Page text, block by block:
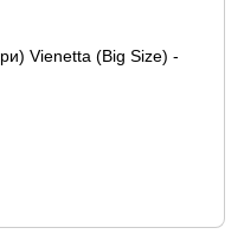
Vienetta (Big Size) -